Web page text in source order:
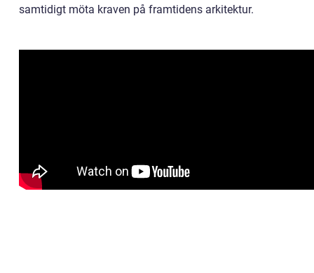
samtidigt möta kraven på framtidens arkitektur.